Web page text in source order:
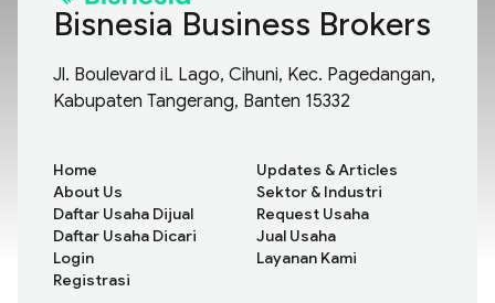
Bisnesia Business Brokers
Jl. Boulevard iL Lago, Cihuni, Kec. Pagedangan,
Kabupaten Tangerang, Banten 15332
Home
About Us
Daftar Usaha Dijual
Daftar Usaha Dicari
Login
Registrasi
Updates & Articles
Sektor & Industri
Request Usaha
Jual Usaha
Layanan Kami